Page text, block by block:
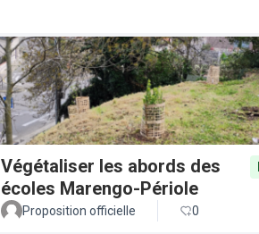
Végétaliser les abords des
écoles Marengo-Périole
Proposition officielle 0